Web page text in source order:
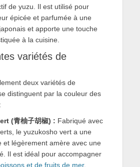
de yuzu. Il est utilisé pour
épicée et parfumée à une
et apporte une touche
à la cuisine.
variétés de
deux variétés de
distinguent par la couleur des
(青柚子胡椒) : Fabriqué avec
le yuzukosho vert a une
et légèrement amère avec une
Il est idéal pour accompagner
et de fruits de mer.